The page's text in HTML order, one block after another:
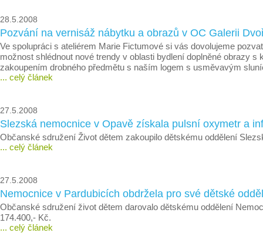
28.5.2008
Pozvání na vernisáž nábytku a obrazů v OC Galerii
Ve spolupráci s ateliérem Marie Fictumové si vás dovolujeme
možnost shlédnout nové trendy v oblasti bydlení doplněné obrazy
zakoupením drobného předmětu s naším logem s usměvavým
... celý článek
27.5.2008
Slezská nemocnice v Opavě získala pulsní oxymetr a
Občanské sdružení Život dětem zakoupilo dětskému oddělení
... celý článek
27.5.2008
Nemocnice v Pardubicích obdržela pro své dětské
Občanské sdružení život dětem darovalo dětskému oddělení
174.400,- Kč.
... celý článek